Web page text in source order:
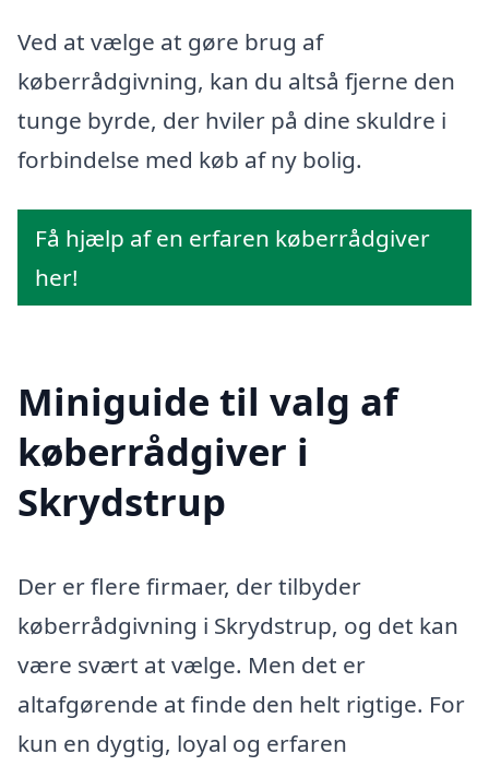
Ved at vælge at gøre brug af
køberrådgivning, kan du altså fjerne den
tunge byrde, der hviler på dine skuldre i
forbindelse med køb af ny bolig.
Få hjælp af en erfaren køberrådgiver
her!
Miniguide til valg af
køberrådgiver i
Skrydstrup
Der er flere firmaer, der tilbyder
køberrådgivning i Skrydstrup, og det kan
være svært at vælge. Men det er
altafgørende at finde den helt rigtige. For
kun en dygtig, loyal og erfaren